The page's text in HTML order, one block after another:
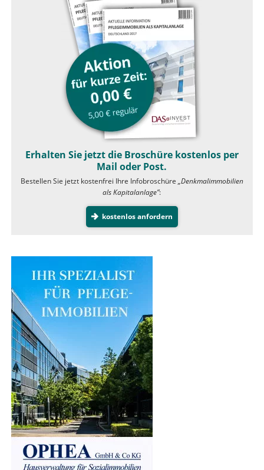
Erhalten Sie jetzt die Broschüre kostenlos per
Mail oder Post.
Bestellen Sie jetzt kostenfrei Ihre Infobroschüre „Denkmalimmobilien
als Kapitalanlage”:
kostenlos anfordern